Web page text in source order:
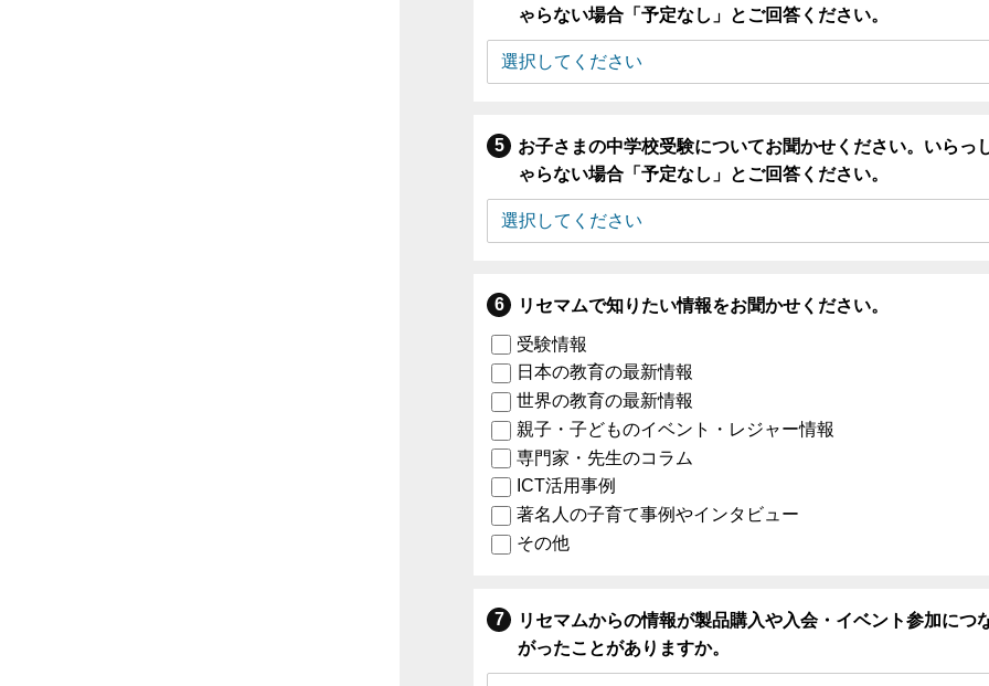
ゃらない場合「予定なし」とご回答ください。
お子さまの中学校受験についてお聞かせください。いらっ
ゃらない場合「予定なし」とご回答ください。
リセマムで知りたい情報をお聞かせください。
受験情報
日本の教育の最新情報
世界の教育の最新情報
親子・子どものイベント・レジャー情報
専門家・先生のコラム
ICT活用事例
著名人の子育て事例やインタビュー
その他
リセマムからの情報が製品購入や入会・イベント参加につ
がったことがありますか。